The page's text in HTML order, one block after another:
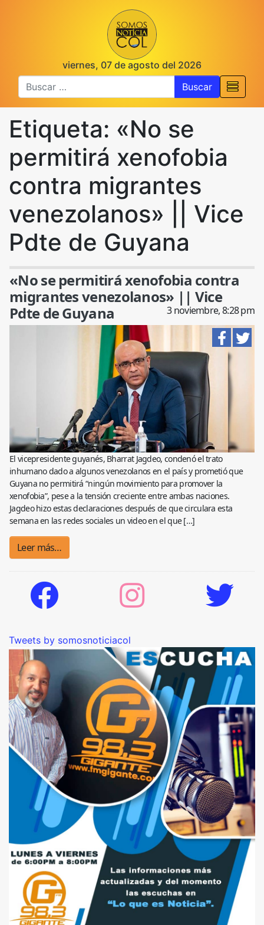
viernes, 07 de agosto del 2026
Buscar
Etiqueta: «No se
permitirá xenofobia
contra migrantes
venezolanos» || Vice
Pdte de Guyana
«No se permitirá xenofobia contra
migrantes venezolanos» || Vice
Pdte de Guyana
3 noviembre, 8:28 pm
El vicepresidente guyanés, Bharrat Jagdeo, condenó el trato
inhumano dado a algunos venezolanos en el país y prometió que
Guyana no permitirá “ningún movimiento para promover la
xenofobia”, pese a la tensión creciente entre ambas naciones.
Jagdeo hizo estas declaraciones después de que circulara esta
semana en las redes sociales un video en el que […]
Leer más…
Tweets by somosnoticiacol